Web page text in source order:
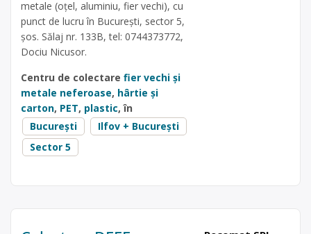
metale (oțel, aluminiu, fier vechi), cu
punct de lucru în București, sector 5,
șos. Sălaj nr. 133B, tel: 0744373772,
Dociu Nicusor.
Centru de colectare fier vechi și
metale neferoase, hârtie și
carton, PET, plastic, în
București
Ilfov + București
Sector 5